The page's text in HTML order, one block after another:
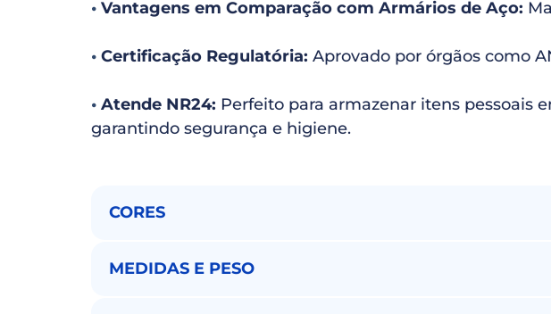
• Vantagens em Comparação com Armários de Aço:
• Certificação Regulatória: Aprovado por órgãos como
• Atende NR24: Perfeito para armazenar itens pessoais
garantindo segurança e higiene.
CORES
MEDIDAS E PESO